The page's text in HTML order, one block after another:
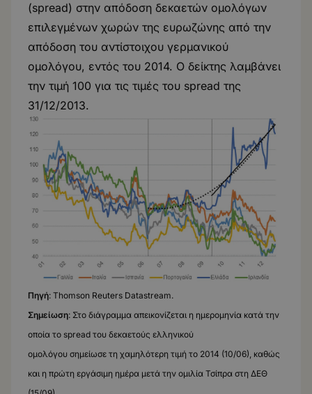
(spread) στην απόδοση δεκαετών ομολόγων
επιλεγμένων χωρών της ευρωζώνης από την
απόδοση του αντίστοιχου γερμανικού
ομολόγου, εντός του 2014. Ο δείκτης λαμβάνει
την τιμή 100 για τις τιμές του spread της
31/12/2013.
Πηγή: Thomson Reuters Datastream.
Σημείωση: Στο διάγραμμα απεικονίζεται η ημερομηνία κατά την
οποία το spread του δεκαετούς ελληνικού
ομολόγου σημείωσε τη χαμηλότερη τιμή το 2014 (10/06), καθώς
και η πρώτη εργάσιμη ημέρα μετά την ομιλία Τσίπρα στη ΔΕΘ